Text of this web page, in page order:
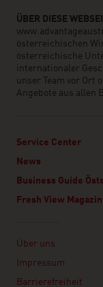
ÜBER DIESE
österreichischen
österreichische
internationaler
unser Team vor Ort
Angebote aus allen
Service Center
News
Business Guide
Fresh View Magazin
Über uns
Impressum
Barrierefreiheit